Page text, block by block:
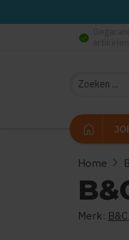
check_circle
Zoeken
home
Home chevron_right
Merk: